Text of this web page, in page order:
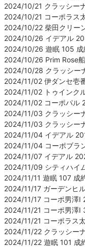
2024/10/21 クラッシー
2024/10/21 コーポラス
2024/10/22 柴田クリー
2024/10/26 イデアル
2024/10/26 遊眠 105 成
2024/10/26 Prim Rose
2024/10/28 クラッシー
2024/11/02 伊ダンセ壱
2024/11/02 トゥインク
2024/11/02 コーポパル
2024/11/03 クラッシー
2024/11/03 クラッシー
2024/11/04 イデアル
2024/11/04 コーポブラ
2024/11/07 イデアル
2024/11/09 シティハイ
2024/11/11 遊眠 107 成
2024/11/17 ガーデンヒ
2024/11/17 コーポ男澤Ⅰ
2024/11/21 コーポ男澤Ⅰ
2024/11/21 コーポラス
2024/11/22 クラッシー
2024/11/22 遊眠 101 成